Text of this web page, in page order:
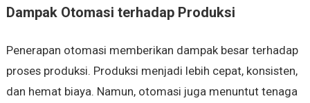
Dampak Otomasi terhadap Produksi
Penerapan otomasi memberikan dampak besar terhadap
proses produksi. Produksi menjadi lebih cepat, konsisten,
dan hemat biaya. Namun, otomasi juga menuntut tenaga